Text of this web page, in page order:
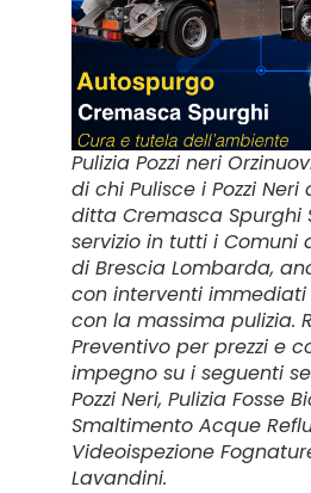
Pulizia Pozzi neri
di chi Pulisce i Pozzi Neri
ditta Cremasca Spurghi
servizio in tutti i Comuni
di Brescia Lombarda,
con interventi immediati
con la massima pulizia.
Preventivo per prezzi e
impegno su i seguenti
Pozzi Neri, Pulizia Fosse
Smaltimento Acque
Videoispezione
Lavandini.